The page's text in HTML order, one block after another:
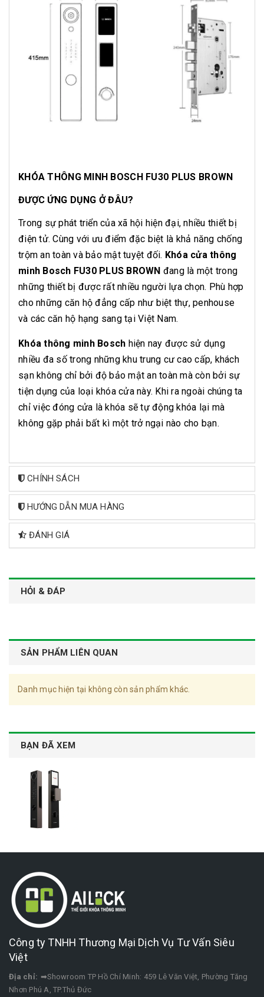
KHÓA THÔNG MINH BOSCH FU30 PLUS BROWN
ĐƯỢC ỨNG DỤNG Ở ĐÂU?
Trong sự phát triển của xã hội hiện đại, nhiều thiết bị
điện tử. Cùng với ưu điểm đặc biệt là khả năng chống
trộm an toàn và bảo mật tuyệt đối. Khóa cửa thông
minh Bosch FU30 PLUS BROWN đang là một trong
những thiết bị được rất nhiều người lựa chọn. Phù hợp
cho những căn hộ đẳng cấp như biệt thự, penhouse
và các căn hộ hạng sang tại Việt Nam.
Khóa thông minh Bosch hiện nay được sử dụng
nhiều đa số trong những khu trung cư cao cấp, khách
sạn không chỉ bởi độ bảo mật an toàn mà còn bởi sự
tiện dụng của loại khóa cửa này. Khi ra ngoài chúng ta
chỉ việc đóng cửa là khóa sẽ tự động khóa lại mà
không gặp phải bất kì một trở ngại nào cho bạn.
CHÍNH SÁCH
HƯỚNG DẪN MUA HÀNG
ĐÁNH GIÁ
HỎI & ĐÁP
SẢN PHẨM LIÊN QUAN
Danh mục hiện tại không còn sản phẩm khác.
BẠN ĐÃ XEM
Công ty TNHH Thương Mại Dịch Vụ Tư Vấn Siêu
Việt
Địa chỉ: ➡Showroom TP Hồ Chí Minh: 459 Lê Văn Việt, Phường Tăng
Nhơn Phú A, TP.Thủ Đức